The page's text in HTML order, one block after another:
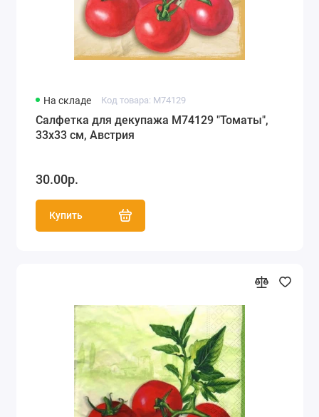
На складе Код товара: M74129
Салфетка для декупажа M74129 "Томаты",
33х33 см, Австрия
30.00р.
Купить